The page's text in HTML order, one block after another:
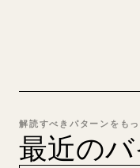
解読すべきパターンをもっ
最近の